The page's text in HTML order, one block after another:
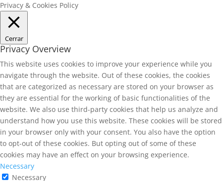
Privacy & Cookies Policy
Cerrar
Privacy Overview
This website uses cookies to improve your experience while you
navigate through the website. Out of these cookies, the cookies
that are categorized as necessary are stored on your browser as
they are essential for the working of basic functionalities of the
website. We also use third-party cookies that help us analyze and
understand how you use this website. These cookies will be stored
in your browser only with your consent. You also have the option
to opt-out of these cookies. But opting out of some of these
cookies may have an effect on your browsing experience.
Necessary
Necessary